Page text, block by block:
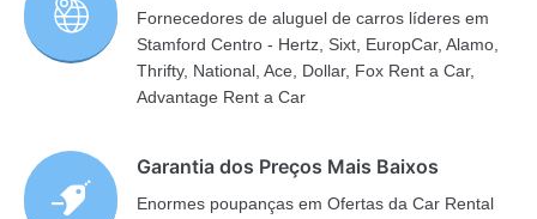
Fornecedores de aluguel de carros líderes em
Stamford Centro - Hertz, Sixt, EuropCar, Alamo,
Thrifty, National, Ace, Dollar, Fox Rent a Car,
Advantage Rent a Car
Garantia dos Preços Mais Baixos
Enormes poupanças em Ofertas da Car Rental